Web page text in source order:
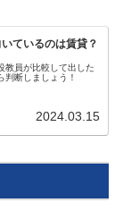
ているのは賃貸？
教員が比較して出した
断しましょう！
2024.03.15